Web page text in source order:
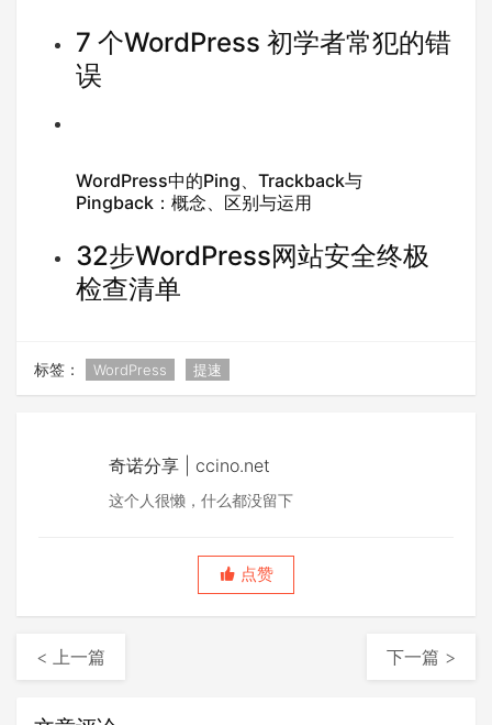
7 个WordPress 初学者常犯的错
误
WordPress中的Ping、Trackback与
Pingback：概念、区别与运用
32步WordPress网站安全终极
检查清单
标签： WordPress 提速
奇诺分享 | ccino.net
这个人很懒，什么都没留下
点赞
< 上一篇 下一篇 >